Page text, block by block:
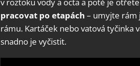
v roztoku vody a octa a poté je
pracovat po etapách – umyjte rám
rámu. Kartáček nebo vatová tyčinka
snadno je vyčistit.